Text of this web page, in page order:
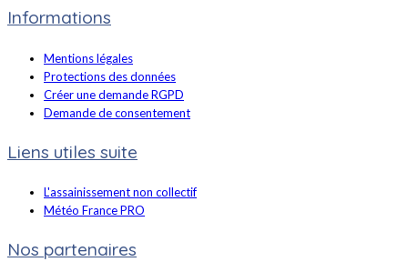
Informations
Mentions légales
Protections des données
Créer une demande RGPD
Demande de consentement
Liens utiles suite
L'assainissement non collectif
Météo France PRO
Nos partenaires